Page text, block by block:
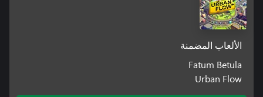
الألعاب المضمنة
Fatum Betula
Urban Flow